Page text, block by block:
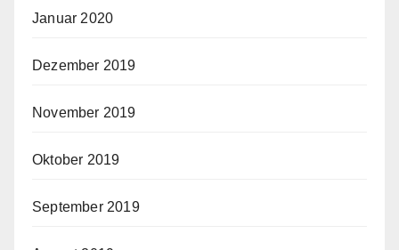
Januar 2020
Dezember 2019
November 2019
Oktober 2019
September 2019